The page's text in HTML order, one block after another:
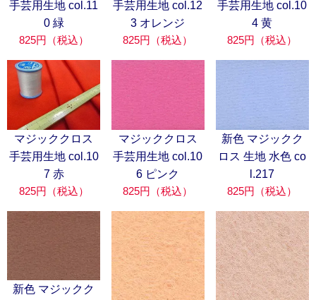
手芸用生地 col.11
0 緑
825円（税込）
手芸用生地 col.12
3 オレンジ
825円（税込）
手芸用生地 col.10
4 黄
825円（税込）
マジッククロス
手芸用生地 col.10
7 赤
825円（税込）
マジッククロス
手芸用生地 col.10
6 ピンク
825円（税込）
新色 マジックク
ロス 生地 水色 co
l.217
825円（税込）
新色 マジックク